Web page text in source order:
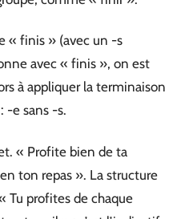
« finis » (avec un -s
avec « finis », on est
à appliquer la terminaison
-e sans -s.
« Profite bien de ta
ton repas ». La structure
Tu profites de chaque